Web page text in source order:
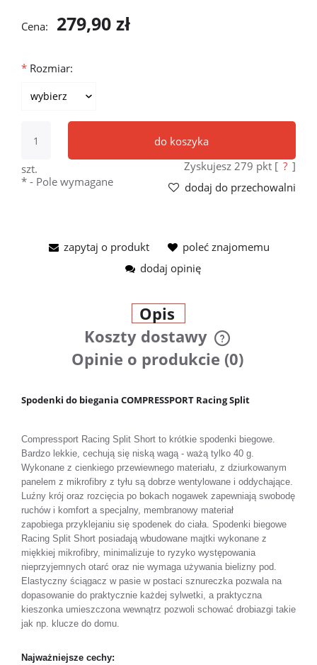
Cena: 279,90 zł
* Rozmiar:
szt.
do koszyka
Zyskujesz 279 pkt [ ? ]
dodaj do przechowalni
* - Pole wymagane
zapytaj o produkt
poleć znajomemu
dodaj opinię
Opis
Koszty dostawy
Cena nie zawiera ewentualnych
kosztów płatności
Opinie o produkcie (0)
Spodenki do biegania COMPRESSPORT Racing Split
Compressport Racing Split Short to krótkie spodenki biegowe.
Bardzo lekkie, cechują się niską wagą - ważą tylko 40 g.
Wykonane z cienkiego przewiewnego materiału, z dziurkowanym
panelem z mikrofibry z tyłu są dobrze wentylowane i oddychające.
Luźny krój oraz rozcięcia po bokach nogawek zapewniają swobodę
ruchów i komfort a specjalny, membranowy materiał
zapobiega przyklejaniu się spodenek do ciała. Spodenki biegowe
Racing Split Short posiadają wbudowane majtki wykonane z
miękkiej mikrofibry, minimalizuje to ryzyko występowania
nieprzyjemnych otarć oraz nie wymaga używania bielizny pod.
Elastyczny ściągacz w pasie w postaci sznureczka pozwala na
dopasowanie do praktycznie każdej sylwetki, a praktyczna
kieszonka umieszczona wewnątrz pozwoli schować drobiazgi takie
jak np. klucze do domu.
Najważniejsze cechy: